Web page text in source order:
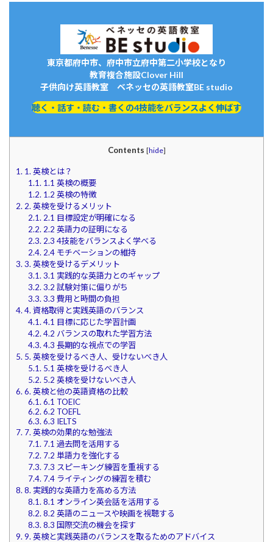
東京都府中市、府中市立府中第二小学校となり
教育複合施設Clover Hill
子供向け英語教室 ベネッセの英語教室BE studio
聴く・話す・読む・書くの4技能をバランスよく伸ばす
Contents [hide]
1. 1. 英検とは？
1.1. 1.1 英検の概要
1.2. 1.2 英検の特徴
2. 2. 英検を受けるメリット
2.1. 2.1 目標設定が明確になる
2.2. 2.2 英語力の証明になる
2.3. 2.3 4技能をバランスよく学べる
2.4. 2.4 モチベーションの維持
3. 3. 英検を受けるデメリット
3.1. 3.1 実践的な英語力とのギャップ
3.2. 3.2 試験対策に偏りがち
3.3. 3.3 費用と時間の負担
4. 4. 資格取得と実践英語のバランス
4.1. 4.1 目標に応じた学習計画
4.2. 4.2 バランスの取れた学習方法
4.3. 4.3 長期的な視点での学習
5. 5. 英検を受けるべき人、受けないべき人
5.1. 5.1 英検を受けるべき人
5.2. 5.2 英検を受けないべき人
6. 6. 英検と他の英語資格の比較
6.1. 6.1 TOEIC
6.2. 6.2 TOEFL
6.3. 6.3 IELTS
7. 7. 英検の効果的な勉強法
7.1. 7.1 過去問を活用する
7.2. 7.2 単語力を強化する
7.3. 7.3 スピーキング練習を重視する
7.4. 7.4 ライティングの練習を積む
8. 8. 実践的な英語力を高める方法
8.1. 8.1 オンライン英会話を活用する
8.2. 8.2 英語のニュースや映画を視聴する
8.3. 8.3 国際交流の機会を探す
9. 9. 英検と実践英語のバランスを取るためのアドバイス